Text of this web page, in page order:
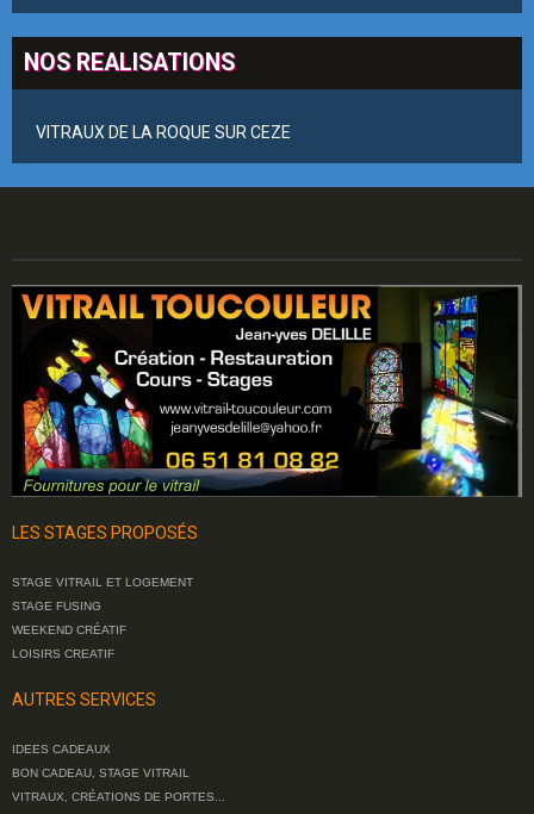
NOS REALISATIONS
VITRAUX DE LA ROQUE SUR CEZE
LES STAGES PROPOSÉS
STAGE VITRAIL ET LOGEMENT
STAGE FUSING
WEEKEND CRÉATIF
LOISIRS CREATIF
AUTRES SERVICES
IDEES CADEAUX
BON CADEAU, STAGE VITRAIL
VITRAUX, CRÉATIONS DE PORTES...